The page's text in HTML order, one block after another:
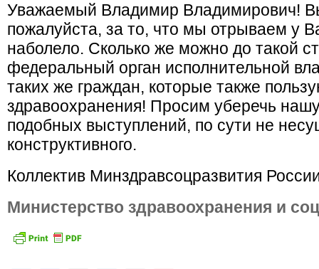
Уважаемый Владимир Владимирович!
пожалуйста, за то, что мы отрываем у
наболело. Сколько же можно до такой
федеральный орган исполнительной
таких же граждан, которые также
здравоохранения! Просим уберечь
подобных выступлений, по сути не
конструктивного.
Коллектив Минздравсоцразвития
Министерство здравоохранения и